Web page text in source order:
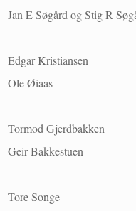
Jan E Søgård og Stig R
Edgar Kristiansen
Ole Øiaas
Tormod Gjerdbakken
Geir Bakkestuen
Tore Songe